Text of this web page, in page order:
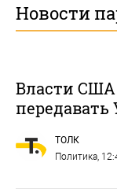
Новости
Власти США
передавать
ТОЛК
Политика ,